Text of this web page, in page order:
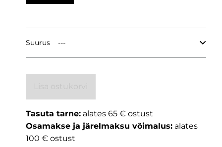
Suurus
Tasuta tarne: alates 65 € ostust
Osamakse ja järelmaksu võimalus: alates
100 € ostust